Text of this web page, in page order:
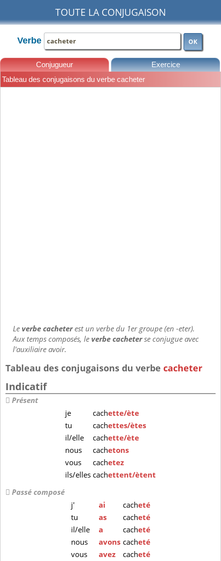
TOUTE LA CONJUGAISON
Verbe OK
Conjugueur Exercice
Tableau des conjugaisons du verbe cacheter
Leverbe cacheterest un verbe du 1er groupe (en -eter).
Aux temps composés, leverbe cacheterse conjugue avec
l'auxiliaire avoir.
Tableau des conjugaisons du verbe cacheter
Indicatif
Présent
je
cachette/ète
tu
cachettes/ètes
il/elle
cachette/ète
nous
cachetons
vous
cachetez
ils/elles cachettent/ètent
Passé composé
j'
ai cacheté
tu
as cacheté
il/elle
a cacheté
nous
avons cacheté
vous
avez cacheté